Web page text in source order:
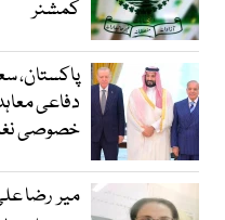
کمشنر
پاکستان،
دفاعی
خصوصی
میر رضا